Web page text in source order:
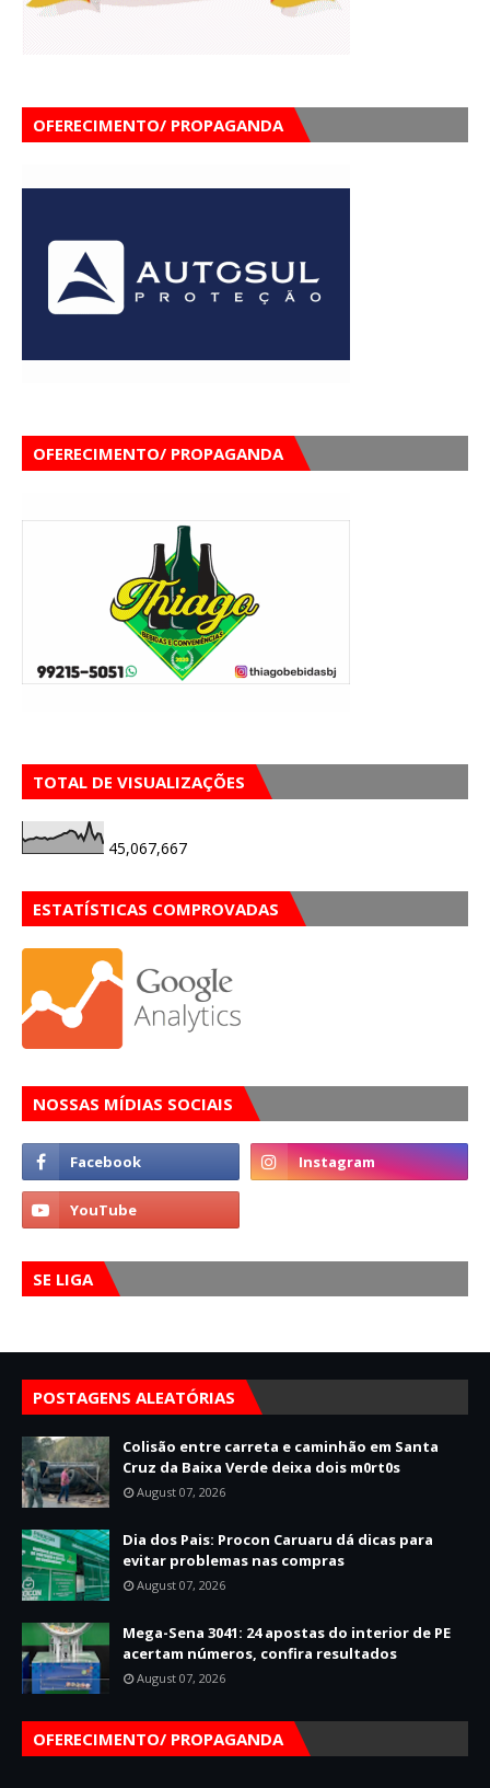
OFERECIMENTO/ PROPAGANDA
OFERECIMENTO/ PROPAGANDA
TOTAL DE VISUALIZAÇÕES
45,067,667
ESTATÍSTICAS COMPROVADAS
NOSSAS MÍDIAS SOCIAIS
SE LIGA
POSTAGENS ALEATÓRIAS
Colisão entre carreta e caminhão em Santa
Cruz da Baixa Verde deixa dois m0rt0s
August 07, 2026
Dia dos Pais: Procon Caruaru dá dicas para
evitar problemas nas compras
August 07, 2026
Mega-Sena 3041: 24 apostas do interior de PE
acertam números, confira resultados
August 07, 2026
OFERECIMENTO/ PROPAGANDA